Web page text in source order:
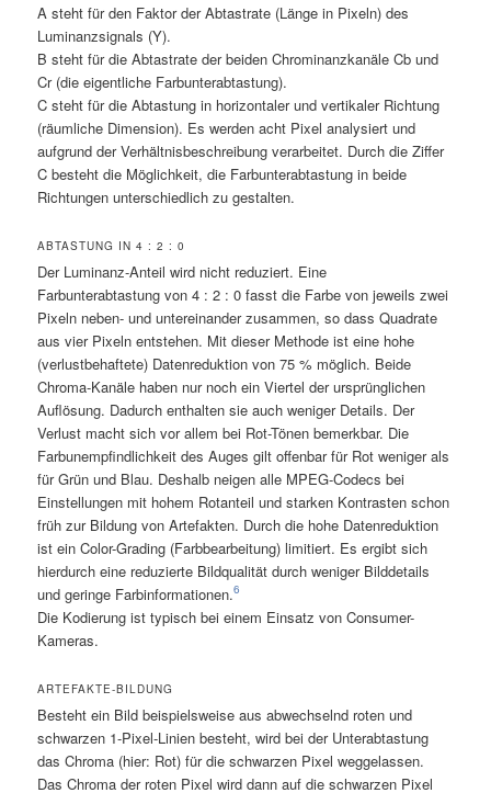
A steht für den Faktor der Abtastrate (Länge in Pixeln) des
Luminanzsignals (Y).
B steht für die Abtastrate der beiden Chrominanzkanäle Cb und
Cr (die eigentliche Farbunterabtastung).
C steht für die Abtastung in horizontaler und vertikaler Richtung
(räumliche Dimension). Es werden acht Pixel analysiert und
aufgrund der Verhältnisbeschreibung verarbeitet. Durch die Ziffer
C besteht die Möglichkeit, die Farbunterabtastung in beide
Richtungen unterschiedlich zu gestalten.
ABTASTUNG IN 4 : 2 : 0
Der Luminanz-Anteil wird nicht reduziert. Eine
Farbunterabtastung von 4 : 2 : 0 fasst die Farbe von jeweils zwei
Pixeln neben- und untereinander zusammen, so dass Quadrate
aus vier Pixeln entstehen. Mit dieser Methode ist eine hohe
(verlustbehaftete) Datenreduktion von 75 % möglich. Beide
Chroma-Kanäle haben nur noch ein Viertel der ursprünglichen
Auflösung. Dadurch enthalten sie auch weniger Details. Der
Verlust macht sich vor allem bei Rot-Tönen bemerkbar. Die
Farbunempfindlichkeit des Auges gilt offenbar für Rot weniger als
für Grün und Blau. Deshalb neigen alle MPEG-Codecs bei
Einstellungen mit hohem Rotanteil und starken Kontrasten schon
früh zur Bildung von Artefakten. Durch die hohe Datenreduktion
ist ein Color-Grading (Farbbearbeitung) limitiert. Es ergibt sich
hierdurch eine reduzierte Bildqualität durch weniger Bilddetails
und geringe Farbinformationen.6
Die Kodierung ist typisch bei einem Einsatz von Consumer-
Kameras.
ARTEFAKTE-BILDUNG
Besteht ein Bild beispielsweise aus abwechselnd roten und
schwarzen 1-Pixel-Linien besteht, wird bei der Unterabtastung
das Chroma (hier: Rot) für die schwarzen Pixel weggelassen.
Das Chroma der roten Pixel wird dann auf die schwarzen Pixel